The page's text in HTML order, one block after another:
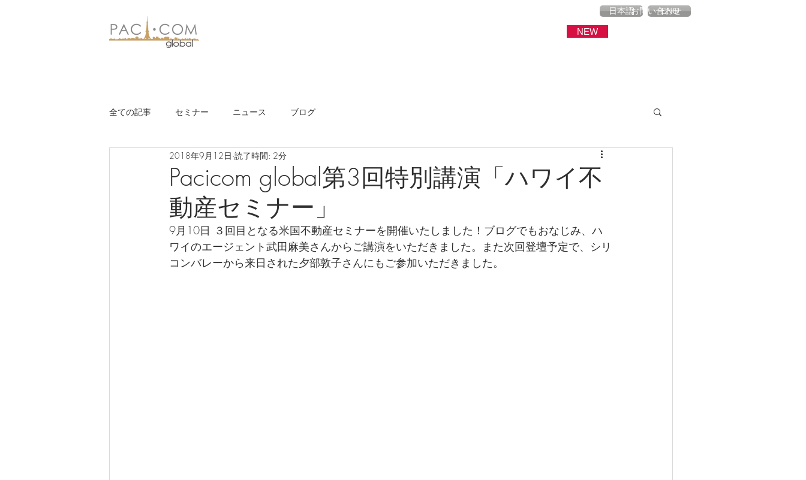
日本語 ENG
お問い合わせ
NEW
全ての記事 セミナー ニュース ブログ
Pacicom global第3回特別講演「ハワイ不
動産セミナー」
2018年9月12日 読了時間: 2分
9月10日 ３回目となる米国不動産セミナーを開催いたしました！ブログでもおなじみ、ハ
ワイのエージェント武田麻美さんからご講演をいただきました。また次回登壇予定で、シリ
コンバレーから来日された夕部敦子さんにもご参加いただきました。